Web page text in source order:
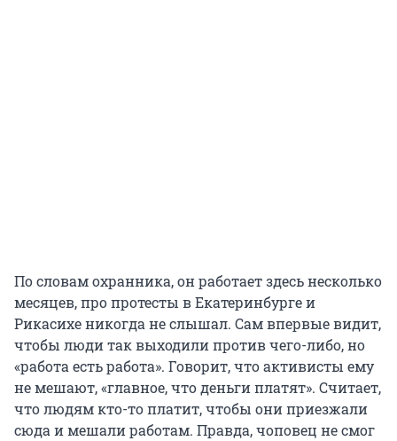
По словам охранника, он работает здесь несколько
месяцев, про протесты в Екатеринбурге и
Рикасихе никогда не слышал. Сам впервые видит,
чтобы люди так выходили против чего-либо, но
«работа есть работа». Говорит, что активисты ему
не мешают, «главное, что деньги платят». Считает,
что людям кто-то платит, чтобы они приезжали
сюда и мешали работам. Правда, чоповец не смог